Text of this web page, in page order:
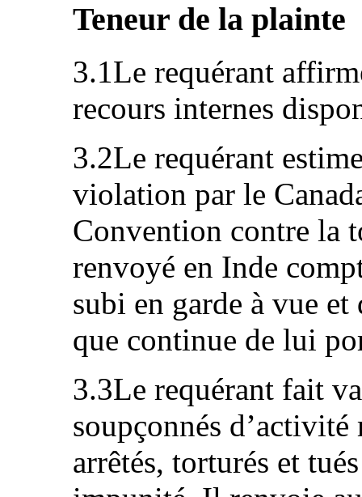
Teneur de la plainte
3.1Le requérant
recours internes
3.2Le requérant
violation par le
Convention contre la
renvoyé en Inde
subi en garde à vue
que continue de lui
3.3Le requérant fait
soupçonnés
arrêtés, torturés et